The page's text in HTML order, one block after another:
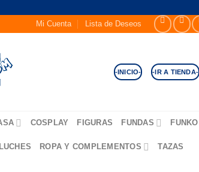
Mi Cuenta Lista de Deseos
-INICIO- -IR A TIENDA-
COSPLAY FIGURAS FUNDAS FUNKO
ROPA Y COMPLEMENTOS TAZAS